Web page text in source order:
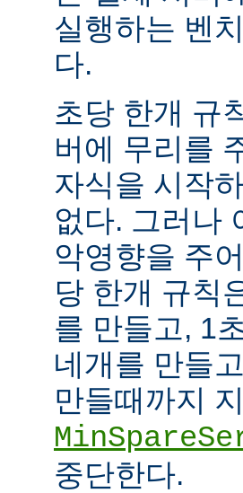
실행하는 벤
다.
초당 한개 규
버에 무리를
자식을 시작
없다. 그러나
악영향을 주
당 한개 규칙
를 만들고, 1
네개를 만들
만들때까지
중단한다.